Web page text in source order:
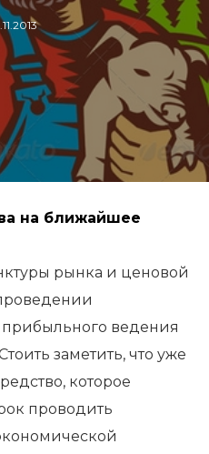
на ближайшее
рынка и ценовой
прибыльного ведения
заметить, что уже
которое
проводить